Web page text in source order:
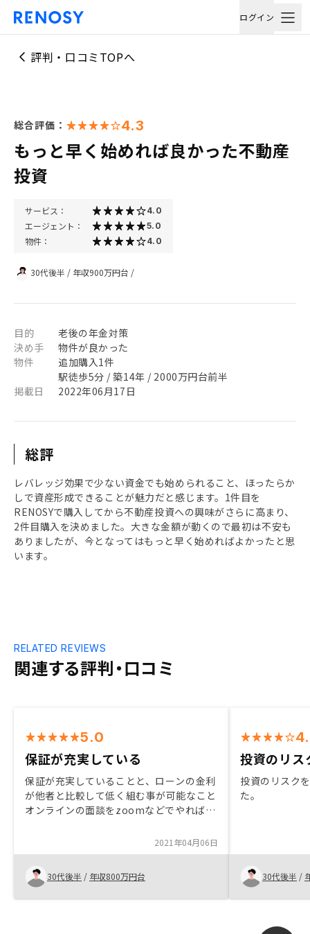
ログイン
評判・口コミTOPへ
総合評価： 4.3
もっと早く始めれば良かった不動産
投資
サービス： 4.0
エージェント： 5.0
物件： 4.0
30代後半 / 年収900万円台 /
目的
老後の年金対策
決め手
物件が良かった
物件
追加購入1件
駅徒歩5分 / 築14年 / 2000万円台前半
掲載日
2022年06月17日
総評
レバレッジ効果で少ない資金でも始められること、ほったらか
しで資産形成できることが魅力だと感じます。1件目を
RENOSYで購入してから不動産投資への興味がさらに高まり、
2件目購入を決めました。大きな金額が動くので最初は不安も
ありましたが、今となってはもっと早く始めればよかったと思
います。
関連する評判・口コミ
RELATED REVIEWS
5.0
保証が充実している
保証が充実していることと、ローンの金利
が他者と比較して低く組む事が可能なこと
オンラインの面談をzoomなどでやればい
2021年04月06日
30代後半 / 年収800万円台
投資のリス
投資のリスク
た。
30代後半 /